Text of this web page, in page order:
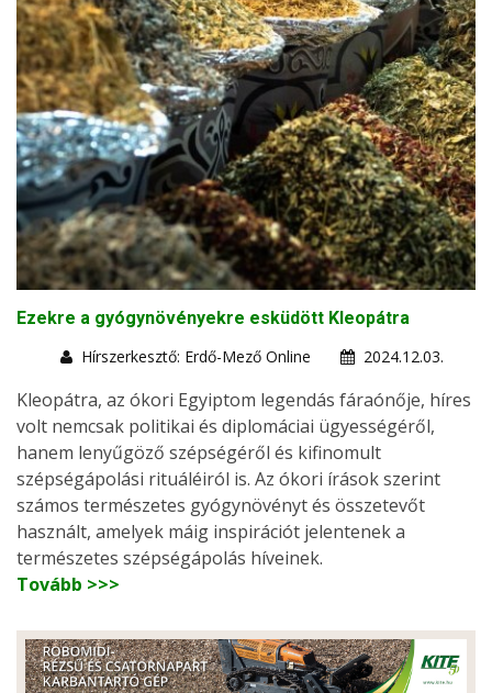
Ezekre a gyógynövényekre esküdött Kleopátra
Hírszerkesztő: Erdő-Mező Online
2024.12.03.
Kleopátra, az ókori Egyiptom legendás fáraónője, híres
volt nemcsak politikai és diplomáciai ügyességéről,
hanem lenyűgöző szépségéről és kifinomult
szépségápolási rituáléiról is. Az ókori írások szerint
számos természetes gyógynövényt és összetevőt
használt, amelyek máig inspirációt jelentenek a
természetes szépségápolás híveinek.
Tovább >>>